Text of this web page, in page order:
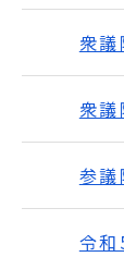
衆
衆
参
令